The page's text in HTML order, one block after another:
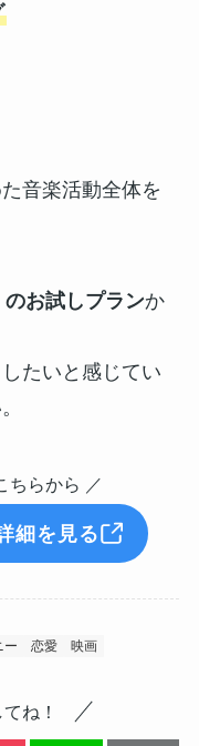
音楽活動全体を
お試しプランか
たいと感じてい
ちらから ／
細を見る
ー 恋愛 映画
ね！